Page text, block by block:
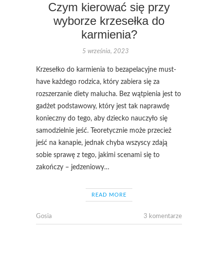
Czym kierować się przy
wyborze krzesełka do
karmienia?
5 września, 2023
Krzesełko do karmienia to bezapelacyjne must-
have każdego rodzica, który zabiera się za
rozszerzanie diety malucha. Bez wątpienia jest to
gadżet podstawowy, który jest tak naprawdę
konieczny do tego, aby dziecko nauczyło się
samodzielnie jeść. Teoretycznie może przecież
jeść na kanapie, jednak chyba wszyscy zdają
sobie sprawę z tego, jakimi scenami się to
zakończy – jedzeniowy…
READ MORE
Gosia 3 komentarze